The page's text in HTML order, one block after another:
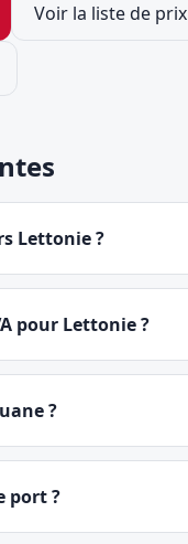
Voir la liste de prix
Lettonie ?
pour Lettonie ?
?
port ?